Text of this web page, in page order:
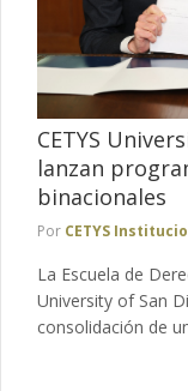
CETYS
lanzan
binacionales
Por CETYS
La Escuela de
University of San
consolidación de